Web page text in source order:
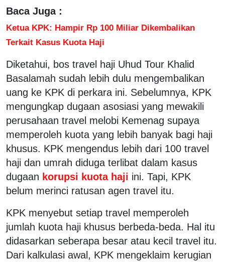
Baca Juga :
Ketua KPK: Hampir Rp 100 Miliar Dikembalikan
Terkait Kasus Kuota Haji
Diketahui, bos travel haji Uhud Tour Khalid
Basalamah sudah lebih dulu mengembalikan
uang ke KPK di perkara ini. Sebelumnya, KPK
mengungkap dugaan asosiasi yang mewakili
perusahaan travel melobi Kemenag supaya
memperoleh kuota yang lebih banyak bagi haji
khusus. KPK mengendus lebih dari 100 travel
haji dan umrah diduga terlibat dalam kasus
dugaan korupsi kuota haji ini. Tapi, KPK
belum merinci ratusan agen travel itu.
KPK menyebut setiap travel memperoleh
jumlah kuota haji khusus berbeda-beda. Hal itu
didasarkan seberapa besar atau kecil travel itu.
Dari kalkulasi awal, KPK mengeklaim kerugian